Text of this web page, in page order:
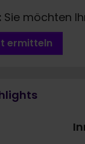
Sie möchten
ermitteln